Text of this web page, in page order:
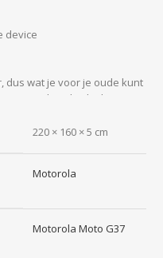
device
dus wat je voor je oude kunt
een onbeschadigde
Screenkeepers te laten
220 × 160 × 5 cm
Motorola
Motorola Moto G37